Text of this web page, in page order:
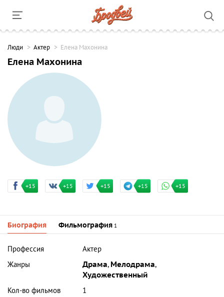
Люди Актер Елена Махонина
Елена Махонина
+15 +15 +15 +15 +15
Биография Фильмография 1
Профессия
Актер
Жанры
Драма, Мелодрама,
Художественный
Кол-во фильмов
1